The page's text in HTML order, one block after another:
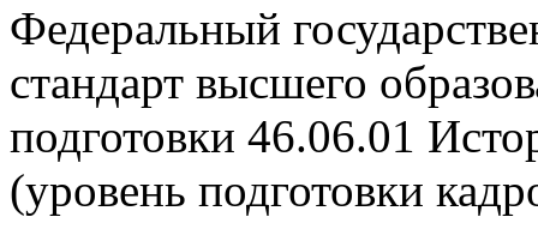
Федеральный
стандарт высшего
подготовки 46.06.01
(уровень подготовки